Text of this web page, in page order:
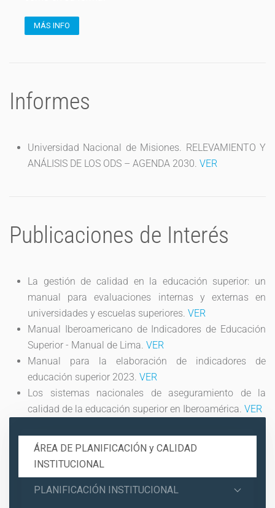
MÁS INFO
Informes
Universidad Nacional de Misiones. RELEVAMIENTO Y
ANÁLISIS DE LOS ODS – AGENDA 2030. VER
Publicaciones de Interés
La gestión de calidad en la educación superior: un
manual para evaluaciones internas y externas en
universidades y escuelas superiores. VER
Manual Iberoamericano de Indicadores de Educación
Superior - Manual de Lima. VER
Manual para la elaboración de indicadores de
educación superior 2023. VER
Los sistemas nacionales de aseguramiento de la
calidad de la educación superior en Iberoamérica. VER
ÁREA DE PLANIFICACIÓN y CALIDAD
INSTITUCIONAL
PLANIFICACIÓN INSTITUCIONAL